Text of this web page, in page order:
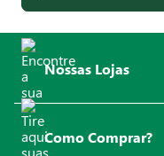
Nossas Lojas
Como Comprar?